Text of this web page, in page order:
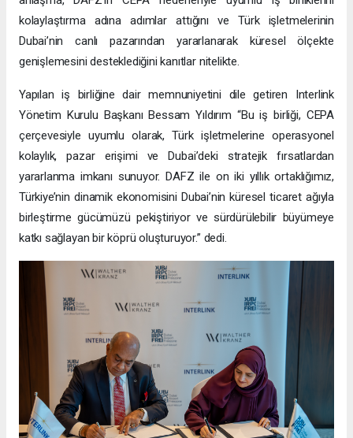
kolaylaştırma adına adımlar attığını ve Türk işletmelerinin
Dubai’nin canlı pazarından yararlanarak küresel ölçekte
genişlemesini desteklediğini kanıtlar nitelikte.
Yapılan iş birliğine dair memnuniyetini dile getiren Interlink
Yönetim Kurulu Başkanı Bessam Yıldırım “Bu iş birliği, CEPA
çerçevesiyle uyumlu olarak, Türk işletmelerine operasyonel
kolaylık, pazar erişimi ve Dubai’deki stratejik fırsatlardan
yararlanma imkanı sunuyor. DAFZ ile on iki yıllık ortaklığımız,
Türkiye’nin dinamik ekonomisini Dubai’nin küresel ticaret ağıyla
birleştirme gücümüzü pekiştiriyor ve sürdürülebilir büyümeye
katkı sağlayan bir köprü oluşturuyor.” dedi.